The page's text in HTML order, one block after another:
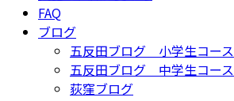
FAQ
ブログ
五反田ブログ 小学生コース
五反田ブログ 中学生コース
荻窪ブログ